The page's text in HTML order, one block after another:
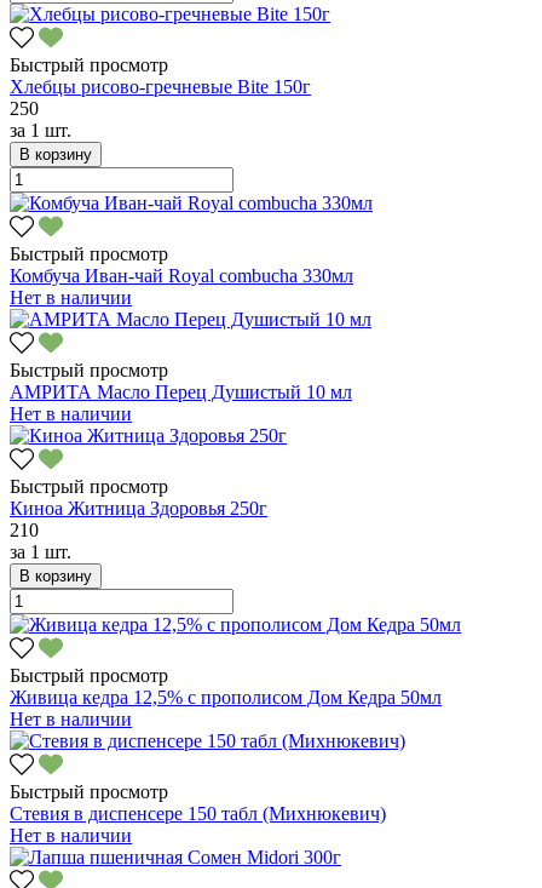
Быстрый просмотр
Хлебцы рисово-гречневые Bite 150г
250
за 1 шт.
В корзину
Быстрый просмотр
Комбуча Иван-чай Royal combucha 330мл
Нет в наличии
Быстрый просмотр
АМРИТА Масло Перец Душистый 10 мл
Нет в наличии
Быстрый просмотр
Киноа Житница Здоровья 250г
210
за 1 шт.
В корзину
Быстрый просмотр
Живица кедра 12,5% с прополисом Дом Кедра 50мл
Нет в наличии
Быстрый просмотр
Стевия в диспенсере 150 табл (Михнюкевич)
Нет в наличии